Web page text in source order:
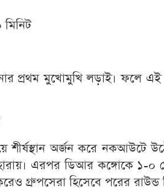
প্রথম মুখোমুখি লড়াই। ফলে
অর্জন করে নকআউটে
এরপর ডিআর কঙ্গোকে ১-০
গ্রুপসেরা হিসেবে পরের রাউন্ড